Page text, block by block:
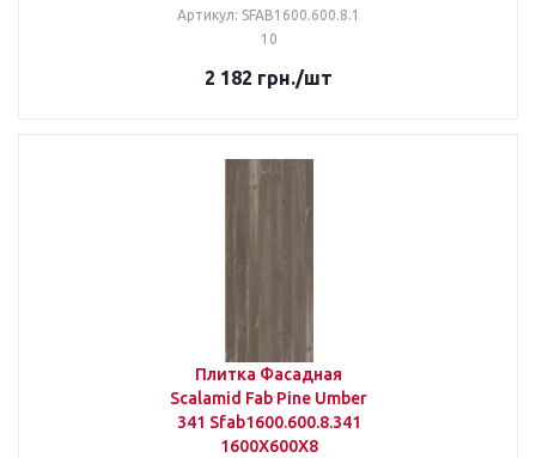
Артикул: SFAB1600.600.8.1
10
2 182 грн./шт
Плитка Фасадная
Scalamid Fab Pine Umber
341 Sfab1600.600.8.341
1600X600X8